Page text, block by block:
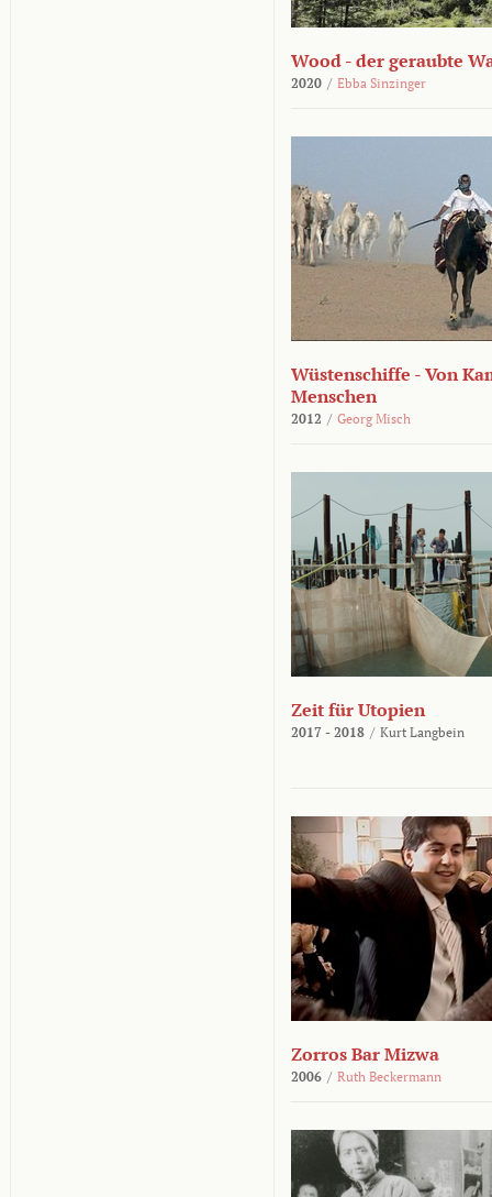
Wood - der geraubte
2020 / Ebba Sinzinger
Wüstenschiffe - Von
Menschen
2012 / Georg Misch
Zeit für Utopien
2017 - 2018 / Kurt Langbein
Zorros Bar Mizwa
2006 / Ruth Beckermann